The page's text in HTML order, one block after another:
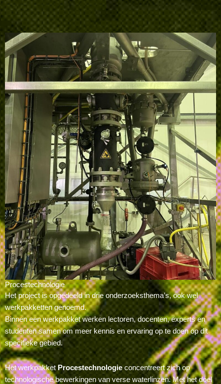
Procestechnologie
Het project is opgedeeld in drie onderzoeksthema’s, ook wel
werkpakketten genoemd.
Binnen een werkpakket werken lectoren, docenten, experts en
studenten samen om meer kennis en ervaring op te doen op dit
specifieke gebied.
Het werkpakket Procestechnologie concentreert zich op
technologische bewerkingen van verse waterlinzen. Met het doel